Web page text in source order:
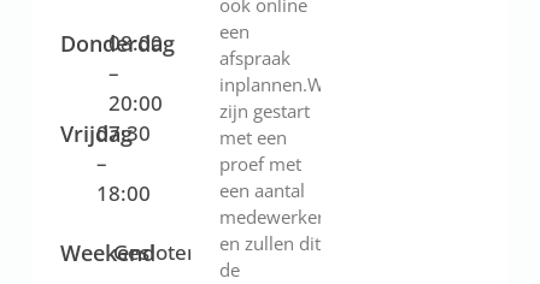
Donderdag
08:00
–
20:00
Vrijdag
07:30
–
18:00
Weekend
Gesloten
ook online
een
afspraak
inplannen.We
zijn gestart
met een
proef met
een aantal
medewerkers
en zullen dit
de